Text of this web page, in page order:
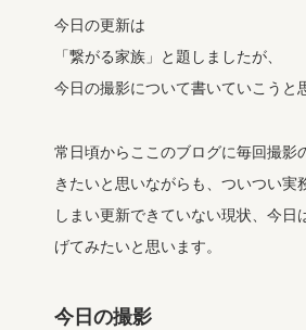
今日の更新は
「繋がる家族」と題しましたが、
今日の撮影について書いていこうと
常日頃からここのブログに毎回撮影
きたいと思いながらも、ついつい実
しまい更新できていない現状、今日
げてみたいと思います。
今日の撮影